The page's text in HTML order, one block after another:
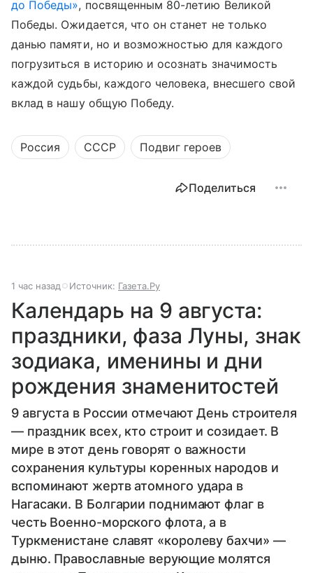
до Победы», посвященным 80-летию Великой
Победы. Ожидается, что он станет не только
данью памяти, но и возможностью для каждого
погрузиться в историю и осознать значимость
каждой судьбы, каждого человека, внесшего свой
вклад в нашу общую Победу.
Россия СССР Подвиг героев
Поделиться
1 час назад Источник: Газета.Ру
Календарь на 9 августа:
праздники, фаза Луны, знак
зодиака, именины и дни
рождения знаменитостей
9 августа в России отмечают День строителя
— праздник всех, кто строит и созидает. В
мире в этот день говорят о важности
сохранения культуры коренных народов и
вспоминают жертв атомного удара в
Нагасаки. В Болгарии поднимают флаг в
честь Военно-морского флота, а в
Туркменистане славят «королеву бахчи» —
дыню. Православные верующие молятся